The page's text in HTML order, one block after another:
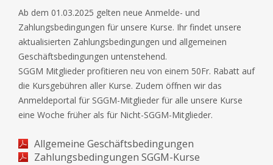
Ab dem 01.03.2025 gelten neue Anmelde- und
Zahlungsbedingungen für unsere Kurse. Ihr findet unsere
aktualisierten Zahlungsbedingungen und allgemeinen
Geschäftsbedingungen untenstehend.
SGGM Mitglieder profitieren neu von einem 50Fr. Rabatt auf
die Kursgebühren aller Kurse. Zudem öffnen wir das
Anmeldeportal für SGGM-Mitglieder für alle unsere Kurse
eine Woche früher als für Nicht-SGGM-Mitglieder.
Allgemeine Geschäftsbedingungen
Zahlungsbedingungen SGGM-Kurse